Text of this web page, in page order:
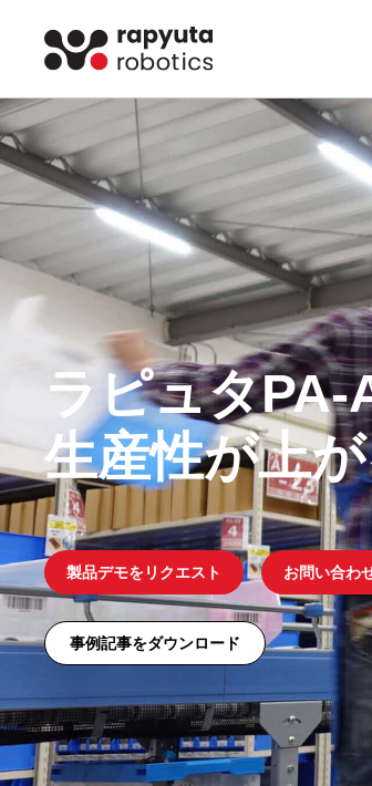
ラピュタ
生産性が上
製品デモをリクエスト お問い合わ
事例記事をダウンロード